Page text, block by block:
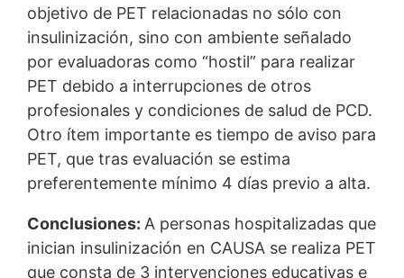
objetivo de PET relacionadas no sólo con
insulinización, sino con ambiente señalado
por evaluadoras como “hostil” para realizar
PET debido a interrupciones de otros
profesionales y condiciones de salud de PCD.
Otro ítem importante es tiempo de aviso para
PET, que tras evaluación se estima
preferentemente mínimo 4 días previo a alta.
Conclusiones:A personas hospitalizadas que
inician insulinización en CAUSA se realiza PET
que consta de 3 intervenciones educativas e